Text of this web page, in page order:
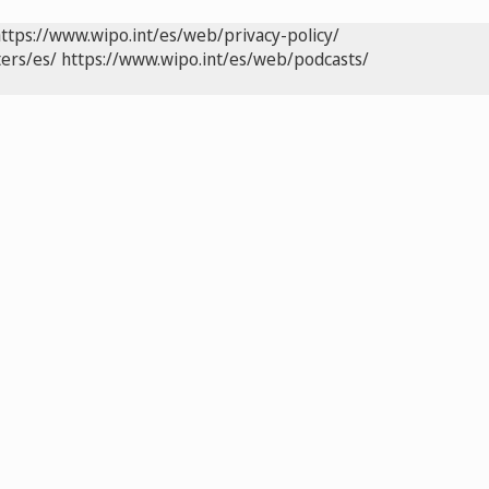
www.wipo.int/es/web/privacy-policy/
es/ https://www.wipo.int/es/web/podcasts/